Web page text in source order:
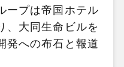
ープは帝国ホテル
、大同生命ビルを
発への布石と報道